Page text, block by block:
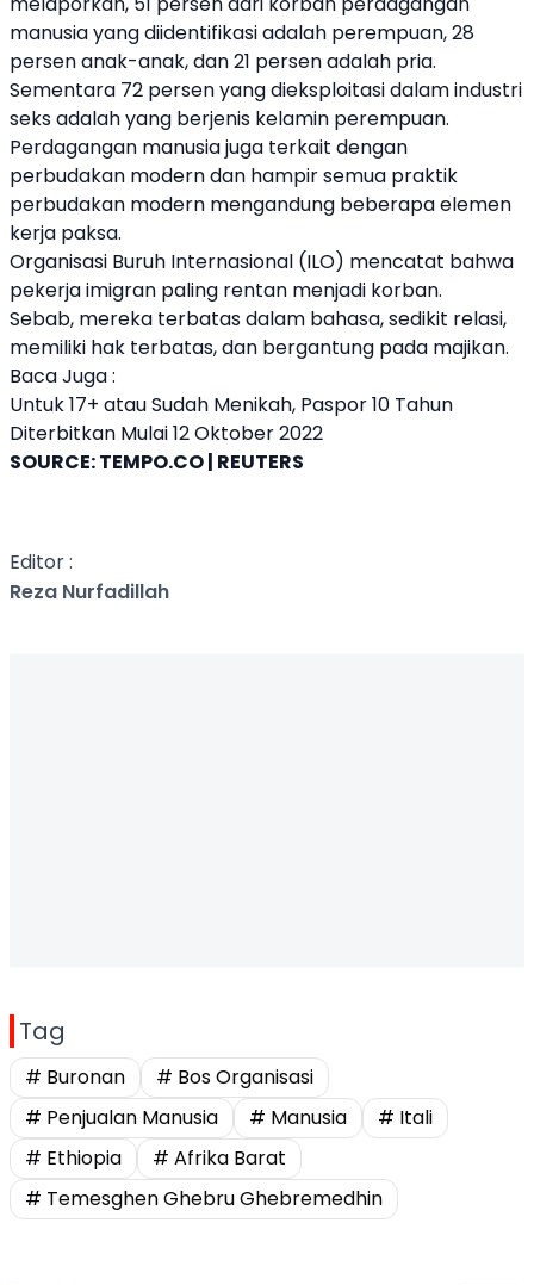
manusia yang diidentifikasi adalah perempuan, 28
persen anak-anak, dan 21 persen adalah pria.
Sementara 72 persen yang dieksploitasi dalam industri
seks adalah yang berjenis kelamin perempuan.
Perdagangan manusia juga terkait dengan
perbudakan modern dan hampir semua praktik
perbudakan modern mengandung beberapa elemen
kerja paksa.
Organisasi Buruh Internasional (ILO) mencatat bahwa
pekerja imigran paling rentan menjadi korban.
Sebab, mereka terbatas dalam bahasa, sedikit relasi,
memiliki hak terbatas, dan bergantung pada majikan.
Baca Juga :
Untuk 17+ atau Sudah Menikah, Paspor 10 Tahun
Diterbitkan Mulai 12 Oktober 2022
SOURCE:TEMPO.CO | REUTERS
Editor :
Reza Nurfadillah
Tag
# Buronan
# Bos Organisasi
# Penjualan Manusia
# Manusia
# Itali
# Ethiopia
# Afrika Barat
# Temesghen Ghebru Ghebremedhin